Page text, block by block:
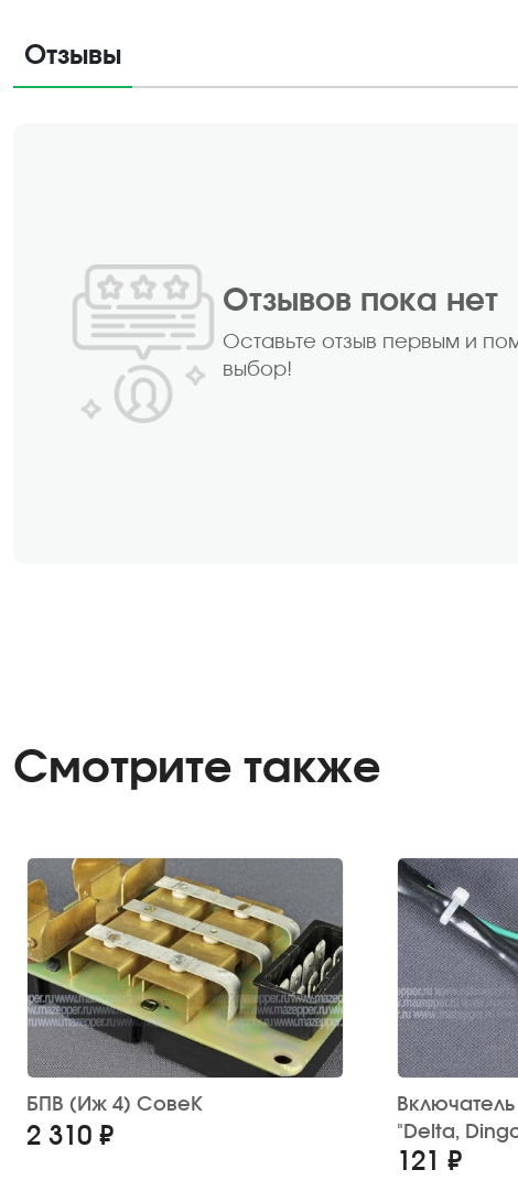
Отзывы
Отзывов пока нет
Оставьте отзыв первым и
выбор!
Смотрите также
БПВ (Иж 4) СовеК
2 310 ₽
"Delta,
Китай
121 ₽